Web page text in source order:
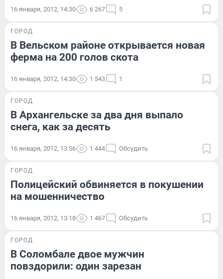
16 января, 2012, 14:30 6 267 5
ГОРОД
В Вельском районе открывается новая
ферма на 200 голов скота
16 января, 2012, 14:30 1 543 1
ГОРОД
В Архангельске за два дня выпало
снега, как за десять
16 января, 2012, 13:56 1 444 Обсудить
ГОРОД
Полицейский обвиняется в покушении
на мошенничество
16 января, 2012, 13:18 1 467 Обсудить
ГОРОД
В Соломбале двое мужчин
повздорили: один зарезан